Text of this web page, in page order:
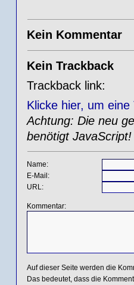
Kein Kommentar
Kein Trackback
Trackback link:
Klicke hier, um
Achtung: Die neu
benötigt JavaScript!
Name:
E-Mail:
URL:
Kommentar:
Auf dieser Seite werden die
Das bedeutet, dass die